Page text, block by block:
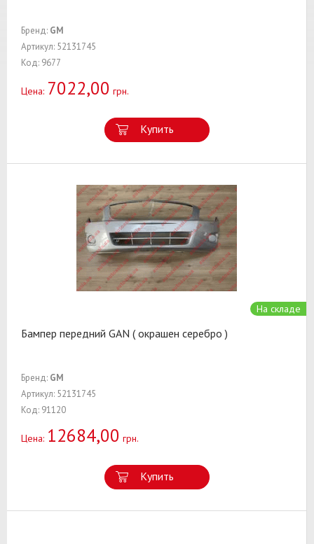
Бренд: GM
Артикул: 52131745
Код: 9677
Цена: 7022,00 грн.
Купить
На складе
Бампер передний GAN ( окрашен серебро )
Бренд: GM
Артикул: 52131745
Код: 91120
Цена: 12684,00 грн.
Купить